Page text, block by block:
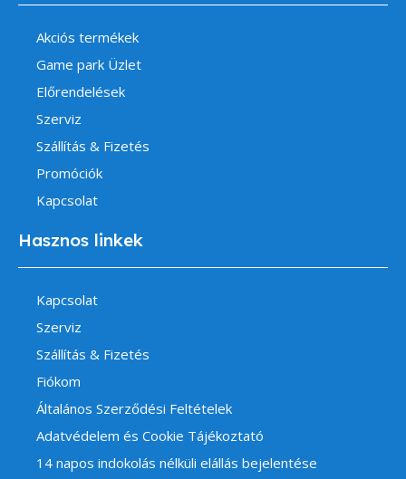
Akciós termékek
Game park Üzlet
Előrendelések
Szerviz
Szállítás & Fizetés
Promóciók
Kapcsolat
Hasznos linkek
Kapcsolat
Szerviz
Szállítás & Fizetés
Fiókom
Általános Szerződési Feltételek
Adatvédelem és Cookie Tájékoztató
14 napos indokolás nélküli elállás bejelentése